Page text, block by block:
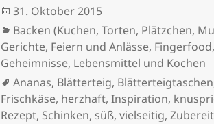
Veröffentlicht
am
31. Oktober 2015
Kategorien
Backen (Kuchen, Torten, Plätzchen,
Gerichte, Feiern und Anlässe, Fingerfood,
Geheimnisse, Lebensmittel und Kochen
Schlagwörter
Ananas, Blätterteig, Blätterteigtaschen
Frischkäse, herzhaft,Inspiration,
Rezept, Schinken, süß,vielseitig,